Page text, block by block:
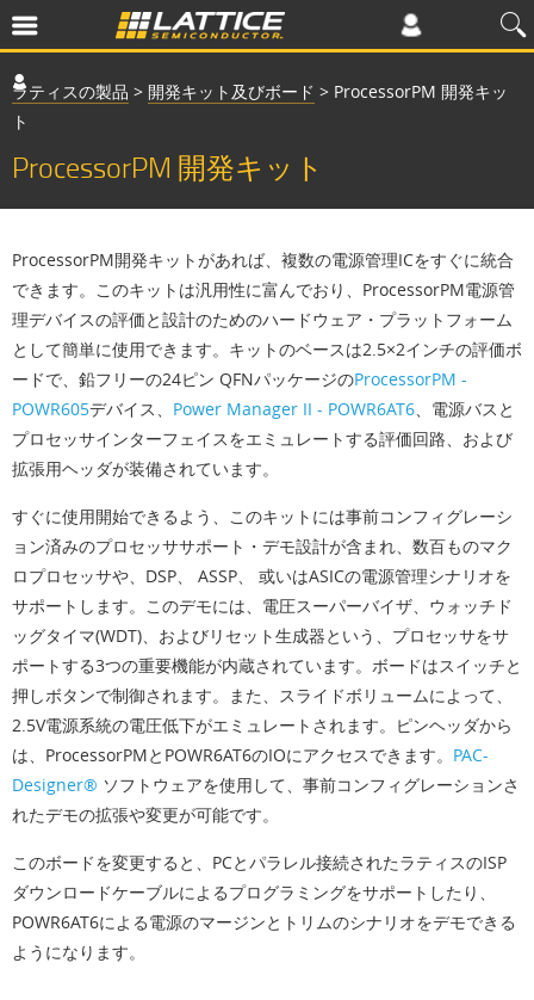
ラティスの製品 > 開発キット及びボード > ProcessorPM 開発キッ
ト
ProcessorPM 開発キット
ProcessorPM開発キットがあれば、複数の電源管理ICをすぐに統合
できます。このキットは汎用性に富んでおり、ProcessorPM電源管
理デバイスの評価と設計のためのハードウェア・プラットフォーム
として簡単に使用できます。キットのベースは2.5×2インチの評価ボ
ードで、鉛フリーの24ピン QFNパッケージのProcessorPM -
POWR605デバイス、 Power Manager II - POWR6AT6、電源バスと
プロセッサインターフェイスをエミュレートする評価回路、および
拡張用ヘッダが装備されています。
すぐに使用開始できるよう、このキットには事前コンフィグレーシ
ョン済みのプロセッササポート・デモ設計が含まれ、数百ものマク
ロプロセッサや、DSP、 ASSP、 或いはASICの電源管理シナリオを
サポートします。このデモには、電圧スーパーバイザ、ウォッチド
ッグタイマ(WDT)、およびリセット生成器という、プロセッサをサ
ポートする3つの重要機能が内蔵されています。ボードはスイッチと
押しボタンで制御されます。また、スライドボリュームによって、
2.5V電源系統の電圧低下がエミュレートされます。ピンヘッダから
は、ProcessorPMとPOWR6AT6のIOにアクセスできます。 PAC-
Designer® ソフトウェアを使用して、事前コンフィグレーションさ
れたデモの拡張や変更が可能です。
このボードを変更すると、PCとパラレル接続されたラティスのISP
ダウンロードケーブルによるプログラミングをサポートしたり、
POWR6AT6による電源のマージンとトリムのシナリオをデモできる
ようになります。